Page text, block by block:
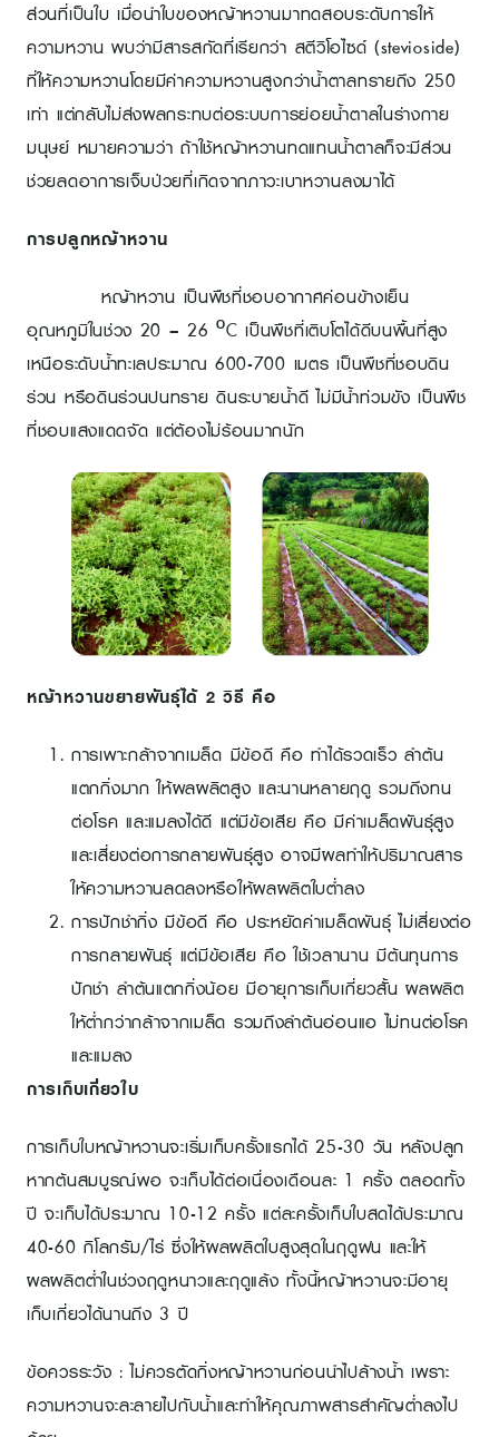
ส่วนที่เป็นใบ เมื่อนำใบของหญ้าหวานมาทดสอบระดับการให้
ความหวาน พบว่ามีสารสกัดที่เรียกว่า สตีวิโอไซด์ (stevioside)
ที่ให้ความหวานโดยมีค่าความหวานสูงกว่าน้ำตาลทรายถึง 250
เท่า แต่กลับไม่ส่งผลกระทบต่อระบบการย่อยน้ำตาลในร่างกาย
มนุษย์ หมายความว่า ถ้าใช้หญ้าหวานทดแทนน้ำตาลก็จะมีส่วน
ช่วยลดอาการเจ็บป่วยที่เกิดจากภาวะเบาหวานลงมาได้
การปลูกหญ้าหวาน
หญ้าหวาน เป็นพืชที่ชอบอากาศค่อนข้างเย็น
อุณหภูมิในช่วง 20 – 26 ºC เป็นพืชที่เติบโตได้ดีบนพื้นที่สูง
เหนือระดับน้ำทะเลประมาณ 600-700 เมตร เป็นพืชที่ชอบดิน
ร่วน หรือดินร่วนปนทราย ดินระบายน้ำดี ไม่มีน้ำท่วมขัง เป็นพืช
ที่ชอบแสงแดดจัด แต่ต้องไม่ร้อนมากนัก
หญ้าหวานขยายพันธุ์ได้ 2 วิธี คือ
การเพาะกล้าจากเมล็ด มีข้อดี คือ ทำได้รวดเร็ว ลำต้น
แตกกิ่งมาก ให้ผลผลิตสูง และนานหลายฤดู รวมถึงทน
ต่อโรค และแมลงได้ดี แต่มีข้อเสีย คือ มีค่าเมล็ดพันธุ์สูง
และเสี่ยงต่อการกลายพันธุ์สูง อาจมีผลทำให้ปริมาณสาร
ให้ความหวานลดลงหรือให้ผลผลิตใบต่ำลง
การปักชำกิ่ง มีข้อดี คือ ประหยัดค่าเมล็ดพันธุ์ ไม่เสี่ยงต่อ
การกลายพันธุ์ แต่มีข้อเสีย คือ ใช้เวลานาน มีต้นทุนการ
ปักชำ ลำต้นแตกกิ่งน้อย มีอายุการเก็บเกี่ยวสั้น ผลผลิต
ให้ต่ำกว่ากล้าจากเมล็ด รวมถึงลำต้นอ่อนแอ ไม่ทนต่อโรค
และแมลง
การเก็บเกี่ยวใบ
การเก็บใบหญ้าหวานจะเริ่มเก็บครั้งแรกได้ 25-30 วัน หลังปลูก
หากต้นสมบูรณ์พอ จะเก็บได้ต่อเนื่องเดือนละ 1 ครั้ง ตลอดทั้ง
ปี จะเก็บได้ประมาณ 10-12 ครั้ง แต่ละครั้งเก็บใบสดได้ประมาณ
40-60 กิโลกรัม/ไร่ ซึ่งให้ผลผลิตใบสูงสุดในฤดูฝน และให้
ผลผลิตต่ำในช่วงฤดูหนาวและฤดูแล้ง ทั้งนี้หญ้าหวานจะมีอายุ
เก็บเกี่ยวได้นานถึง 3 ปี
ข้อควรระวัง : ไม่ควรตัดกิ่งหญ้าหวานก่อนนำไปล้างน้ำ เพราะ
ความหวานจะละลายไปกับน้ำและทำให้คุณภาพสารสำคัญต่ำลงไป